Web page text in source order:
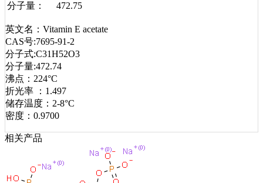
分子量：
472.75
英文名：Vitamin E acetate
CAS号:7695-91-2
分子式:C31H52O3
分子量:472.74
沸点：224°C
折光率 ：1.497
储存温度：2-8°C
密度：0.9700
相关产品